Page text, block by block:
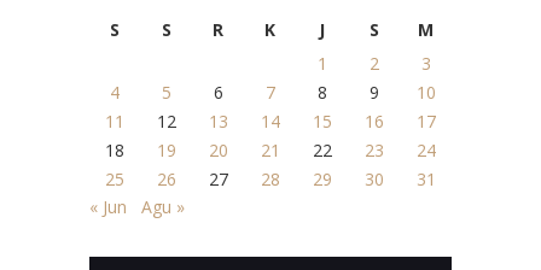
S
S R K J S
M
1
2
3
4
5 6 7 8 9
10
11
12 13 14 15 16
17
18
19 20 21 22 23
24
25
26 27 28 29 30
31
« Jun
Agu »